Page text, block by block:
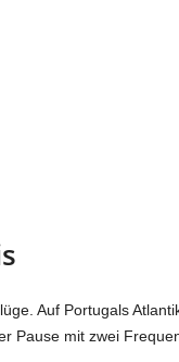
Auf Portugals
Pause mit zwei